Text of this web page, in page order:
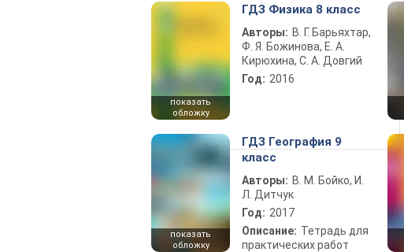
показать
обложку
ГДЗ Физика 8 класс
Авторы: В. Г. Барьяхтар,
Ф. Я. Божинова, Е. А.
Кирюхина, С. А. Довгий
Год: 2016
показать
обложку
ГДЗ География 9
класс
Авторы: В. М. Бойко, И.
Л. Дитчук
Год: 2017
Описание: Тетрадь для
практических работ